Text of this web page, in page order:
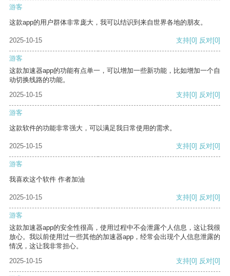
游客
这款app的用户群体非常庞大，我可以结识到来自世界各地的朋友。
2025-10-15 支持[0] 反对[0]
游客
这款加速器app的功能有点单一，可以增加一些新功能，比如增加一个自
动切换线路的功能。
2025-10-15
支持[0] 反对[0]
游客
这款软件的功能非常强大，可以满足我日常使用的需求。
2025-10-15 支持[0] 反对[0]
游客
我喜欢这个软件 作者加油
2025-10-15 支持[0] 反对[0]
游客
这款加速器app的安全性很高，使用过程中不会泄露个人信息，这让我很
放心。我以前使用过一些其他的加速器app，经常会出现个人信息泄露的
情况，这让我非常担心。
2025-10-15
支持[0] 反对[0]